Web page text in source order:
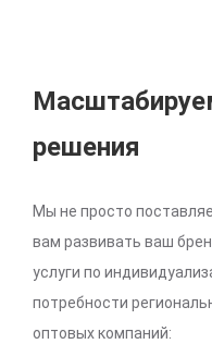
решения
Мы не просто
вам развивать ваш
услуги по
потребности
оптовых компаний: